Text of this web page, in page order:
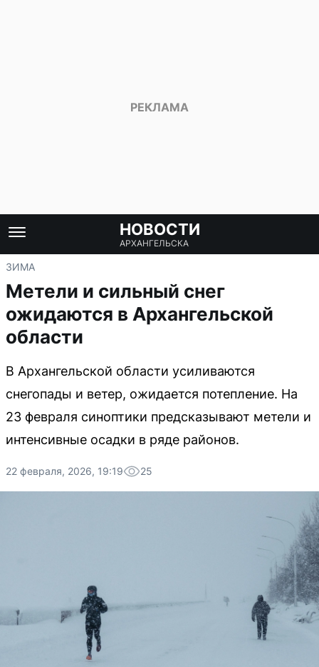
НОВОСТИ
АРХАНГЕЛЬСКА
ЗИМА
Метели и сильный снег
ожидаются в Архангельской
области
В Архангельской области усиливаются
снегопады и ветер, ожидается потепление. На
23 февраля синоптики предсказывают метели и
интенсивные осадки в ряде районов.
22 февраля, 2026, 19:19 25